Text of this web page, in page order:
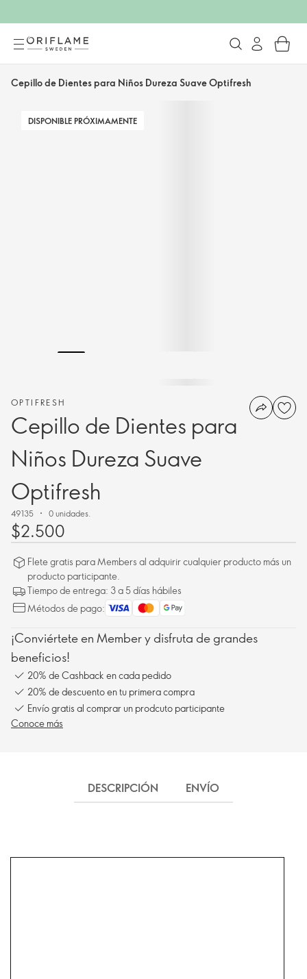
Cepillo de Dientes para Niños Dureza Suave Optifresh
DISPONIBLE PRÓXIMAMENTE
OPTIFRESH
Cepillo de Dientes para
Niños Dureza Suave
Optifresh
49135 0 unidades.
$2.500
Flete gratis para Members al adquirir cualquier producto más un
producto participante.
Tiempo de entrega: 3 a 5 días hábiles
Métodos de pago:
¡Conviértete en Member y disfruta de grandes
beneficios!
20% de Cashback en cada pedido
20% de descuento en tu primera compra
Envío gratis al comprar un prodcuto participante
Conoce más
DESCRIPCIÓN ENVÍO